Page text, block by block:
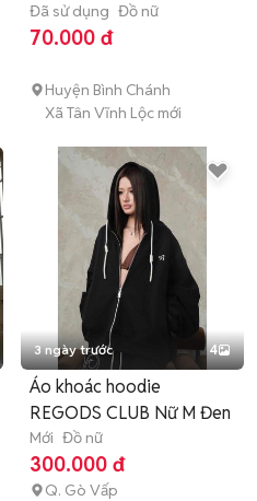
Đã sử dụng Đồ nữ
70.000 đ
Huyện Bình Chánh
Xã Tân Vĩnh Lộc mới
3 ngày trước 4
Áo khoác hoodie
REGODS CLUB Nữ M Đen
Mới Đồ nữ
300.000 đ
Q. Gò Vấp